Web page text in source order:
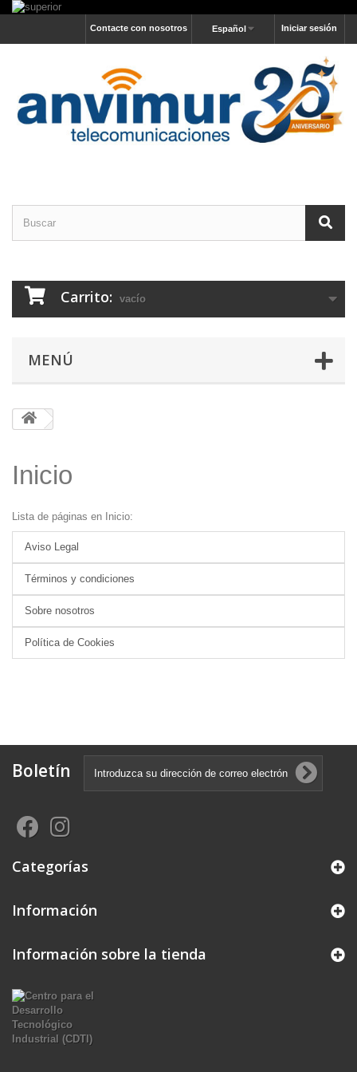
Iniciar sesión
Español
Contacte con nosotros
Carrito: vacío
MENÚ
Inicio
Lista de páginas en Inicio:
Aviso Legal
Términos y condiciones
Sobre nosotros
Política de Cookies
Boletín
Categorías
Información
Información sobre la tienda